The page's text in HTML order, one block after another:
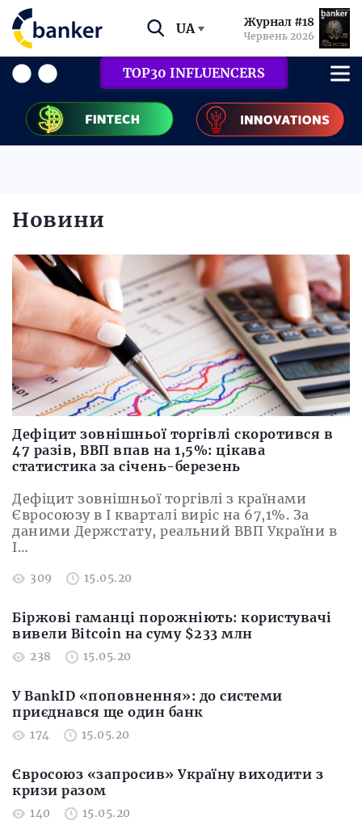
UA Журнал #18
Червень 2026
TOP30 INFLUENCERS
Новини
Дефіцит зовнішньої торгівлі скоротився в
47 разів, ВВП впав на 1,5%: цікава
статистика за січень-березень
Дефіцит зовнішньої торгівлі з країнами
Євросоюзу в I кварталі виріс на 67,1%. За
даними Держстату, реальний ВВП України в
I…
309 15.05.20
Біржові гаманці порожніють: користувачі
вивели Bitcoin на суму $233 млн
238 15.05.20
У BankID «поповнення»: до системи
приєднався ще один банк
174 15.05.20
Євросоюз «запросив» Україну виходити з
кризи разом
140 15.05.20